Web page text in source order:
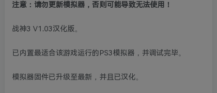
注意：请勿更新模拟器，否则可能导致无法使用！
战神3 V1.03汉化版。
已内置最适合该游戏运行的PS3模拟器，并调试完毕。
模拟器固件已升级至最新，并且已汉化。